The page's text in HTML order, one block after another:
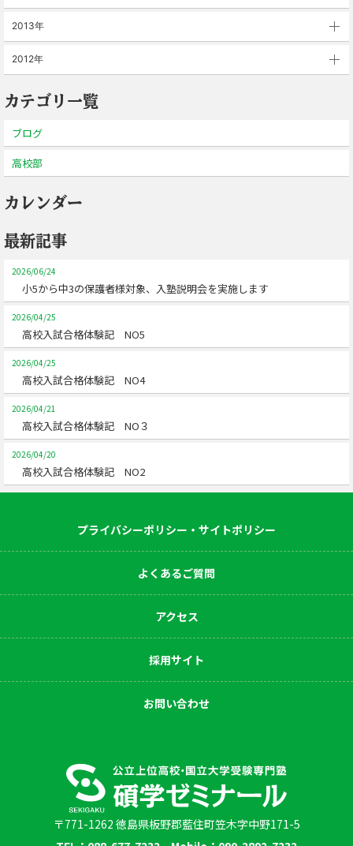
2013年
2012年
カテゴリ一覧
ブログ
高校部
カレンダー
最新記事
2026/06/24
小5から中3の保護者様対象、入塾説明会を実施します
2026/04/25
高校入試合格体験記 NO5
2026/04/25
高校入試合格体験記 NO4
2026/04/21
高校入試合格体験記 NO３
2026/04/20
高校入試合格体験記 NO2
プライバシーポリシー・サイトポリシー
よくあるご質問
アクセス
採用サイト
お問い合わせ
〒771-1262 徳島県板野郡藍住町笠木字中野171-5